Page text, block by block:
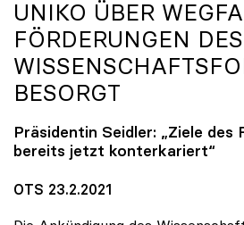
UNIKO ÜBER
FÖRDERUNGEN DES
BESORGT
Präsidentin Seidler: „Ziele
bereits jetzt konterkariert“
OTS 23.2.2021